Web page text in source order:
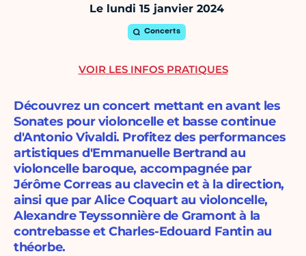
Le lundi 15 janvier 2024
Concerts
Découvrez un concert mettant en avant les
Sonates pour violoncelle et basse continue
d'Antonio Vivaldi. Profitez des performances
artistiques d'Emmanuelle Bertrand au
violoncelle baroque, accompagnée par
Jérôme Correas au clavecin et à la direction,
ainsi que par Alice Coquart au violoncelle,
Alexandre Teyssonnière de Gramont à la
contrebasse et Charles-Edouard Fantin au
théorbe.
VOIR LES INFOS PRATIQUES